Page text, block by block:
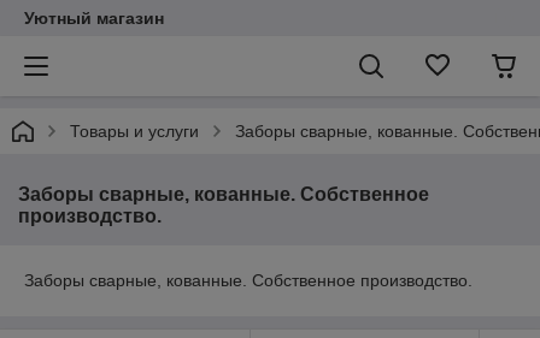
Уютный магазин
Товары и услуги Заборы сварные, кованные.
Заборы сварные, кованные. Собственное
производство.
Заборы сварные, кованные. Собственное производство.